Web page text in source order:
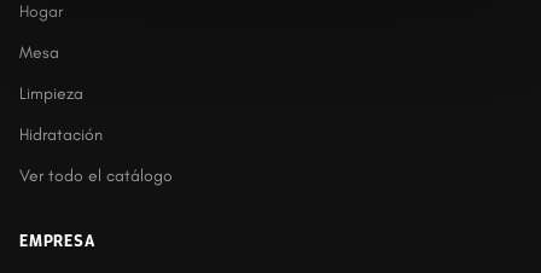
Hogar
Mesa
Limpieza
Hidratación
Ver todo el catálogo
EMPRESA